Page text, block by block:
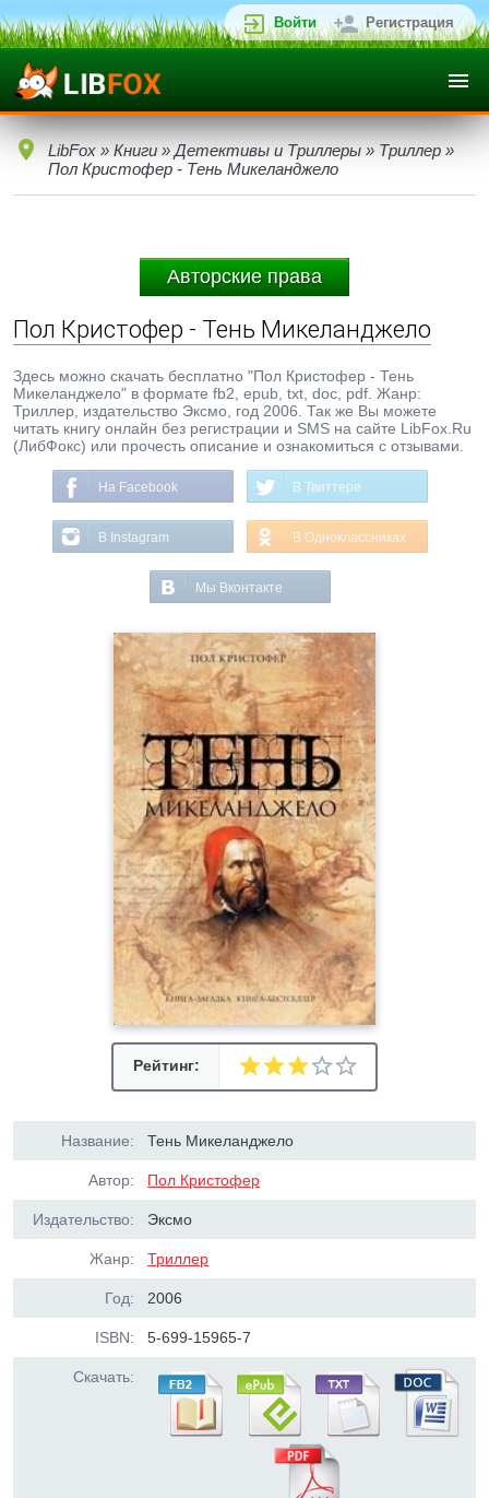
Войти Регистрация
LibFox » Книги » Детективы и Триллеры » Триллер »
Пол Кристофер - Тень Микеланджело
Авторские права
Пол Кристофер - Тень Микеланджело
Здесь можно скачать бесплатно "Пол Кристофер - Тень
Микеланджело" в формате fb2, epub, txt, doc, pdf. Жанр:
Триллер, издательство Эксмо, год 2006. Так же Вы можете
читать книгу онлайн без регистрации и SMS на сайте LibFox.Ru
(ЛибФокс) или прочесть описание и ознакомиться с отзывами.
На Facebook В Твиттере
В Instagram В Одноклассниках
Мы Вконтакте
Рейтинг:
Название: Тень Микеланджело
Автор: Пол Кристофер
Издательство: Эксмо
Жанр: Триллер
Год: 2006
ISBN: 5-699-15965-7
Скачать: